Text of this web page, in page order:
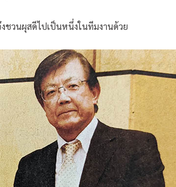
ชวนผุสดีไปเป็นหนึ่งในทีมงานด้วย